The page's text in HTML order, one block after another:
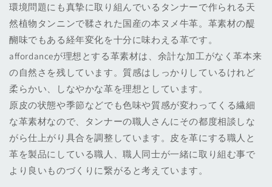
環境問題にも真摯に取り組んでいるタンナーで作られる天
然植物タンニンで鞣された国産の本ヌメ牛革。革素材の醍
醐味でもある経年変化を十分に味わえる革です。
affordanceが理想とする革素材は、余計な加工がなく革本来
の自然さを残しています。質感はしっかりしているけれど
柔らかい、しなやかな革を理想としています。
原皮の状態や季節などでも色味や質感が変わってくる繊細
な革素材なので、タンナーの職人さんにその都度相談しな
がら仕上がり具合を調整しています。皮を革にする職人と
革を製品にしている職人、職人同士が一緒に取り組む事で
より良いものづくりに繋がると考えています。